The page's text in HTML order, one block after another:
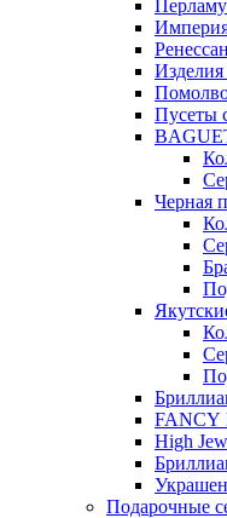
Изделия
Пусеты
Черная
FANCY
High
Подарочные